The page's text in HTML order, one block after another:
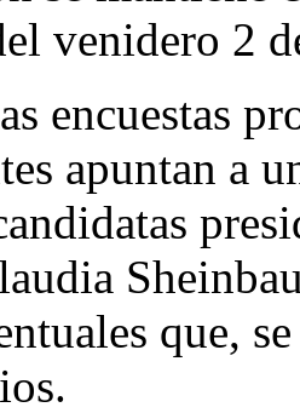
venidero 2
encuestas
apuntan a
que,